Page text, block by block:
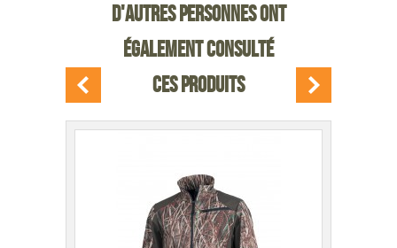
D'AUTRES PERSONNES ONT
ÉGALEMENT CONSULTÉ
CES PRODUITS